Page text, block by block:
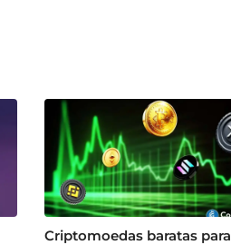
Criptomoedas baratas para